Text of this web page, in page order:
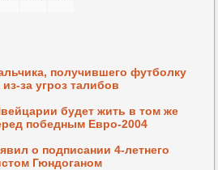
получившего футболку
за угроз талибов
будет жить в том же
победным Евро-2004
о подписании 4-летнего
Гюндоганом